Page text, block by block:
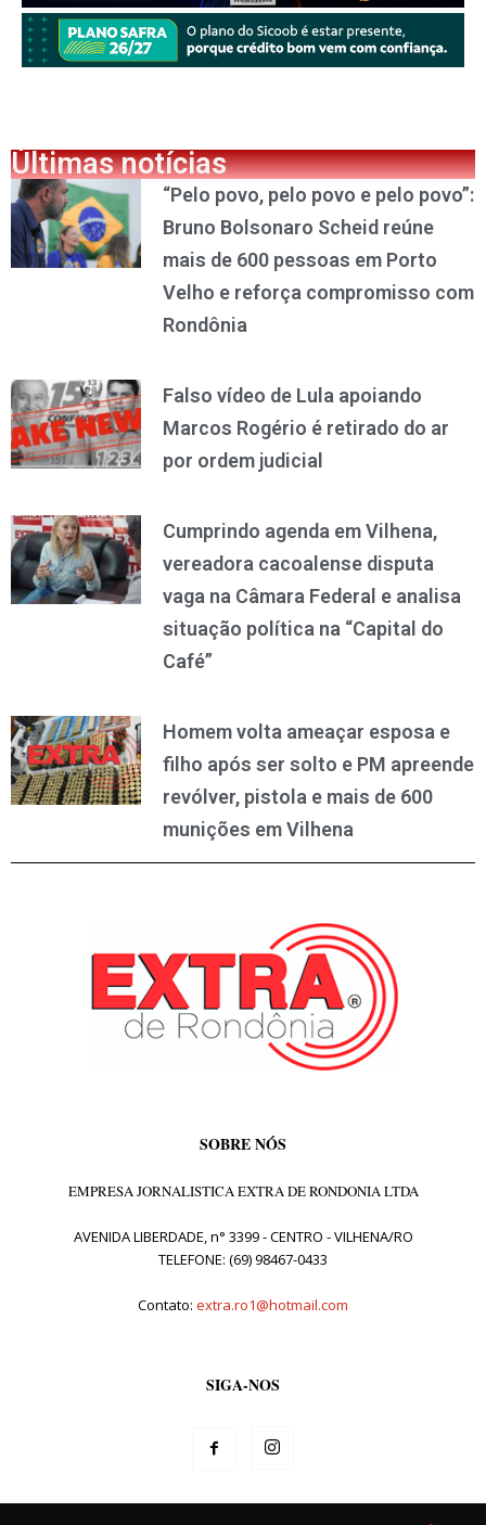
Últimas notícias
“Pelo povo, pelo povo e pelo povo”:
Bruno Bolsonaro Scheid reúne
mais de 600 pessoas em Porto
Velho e reforça compromisso com
Rondônia
Falso vídeo de Lula apoiando
Marcos Rogério é retirado do ar
por ordem judicial
Cumprindo agenda em Vilhena,
vereadora cacoalense disputa
vaga na Câmara Federal e analisa
situação política na “Capital do
Café”
Homem volta ameaçar esposa e
filho após ser solto e PM apreende
revólver, pistola e mais de 600
munições em Vilhena
SOBRE NÓS
EMPRESA JORNALISTICA EXTRA DE RONDONIA LTDA
AVENIDA LIBERDADE, n° 3399 - CENTRO - VILHENA/RO
TELEFONE: (69) 98467-0433
Contato: extra.ro1@hotmail.com
SIGA-NOS